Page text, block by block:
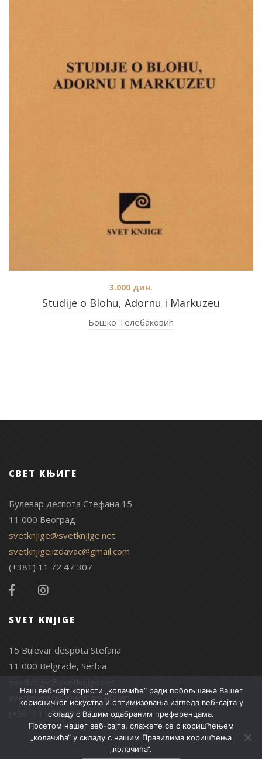
Studije o Blohu, Adornu i Markuzeu
3.000 дин.
Бошко Телебаковић
СВЕТ КЊИГЕ
Булевар деспота Стефана 15
11 000 Београд
svetknjige@svetknjige.net
svetknjige.izdavac@gmail.com
(+381) 11 72 47 307
SVET KNJIGE
15 Bulevar despota Stefana
11 000 Belgrade, Serbia
svetknjige.izdavac@gmail.com
(+381) 11 72 47 307
Наш веб-сајт користи „колачиће“ ради побољшања Вашег
корисничког искуства и оптимизовања изгледа веб-сајта у
складу с Вашим одабраним преференцама.
Посетом нашег веб-сајта, слажете се с коришћењем
„колачића“ у складу с нашим Правилима коришћења
„колачића“.